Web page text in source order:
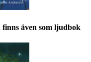
även som ljudbok